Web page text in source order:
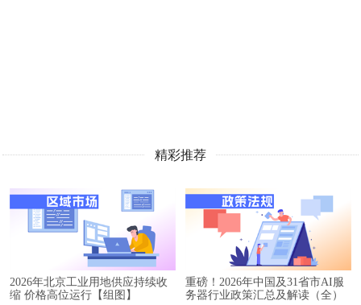
精彩推荐
2026年北京工业用地供应持续收
缩 价格高位运行【组图】
重磅！2026年中国及31省市AI服
务器行业政策汇总及解读（全）